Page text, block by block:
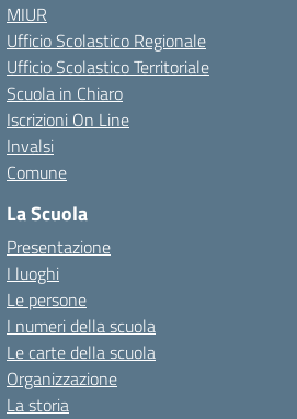
MIUR
Ufficio Scolastico Regionale
Ufficio Scolastico Territoriale
Scuola in Chiaro
Iscrizioni On Line
Invalsi
Comune
La Scuola
Presentazione
I luoghi
Le persone
I numeri della scuola
Le carte della scuola
Organizzazione
La storia